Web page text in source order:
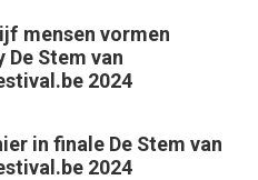
mensen vormen
De Stem van
2024
in finale De Stem van
2024